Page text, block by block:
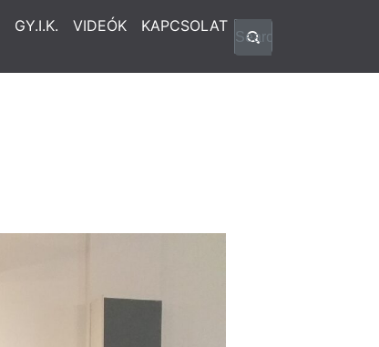
GY.I.K. VIDEÓK KAPCSOLAT